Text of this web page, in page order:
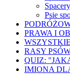
Psie
PRAWA I
RASY
QUIZ:
IMIONA